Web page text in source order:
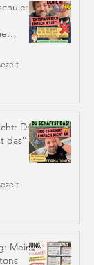
Das
das“
Mein